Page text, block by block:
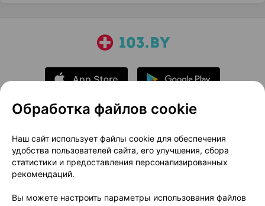
О проекте
Новости проекта
Размещение рекламы
Медицинский маркетинг
Публичный договор
Доставка
Способы оплаты
Вакансии Партнеры
Обработка файлов cookie
Наш сайт использует файлы cookie для обеспечения
удобства пользователей сайта, его улучшения, сбора
статистики и предоставления персонализированных
рекомендаций.
Вы можете настроить параметры использования файлов